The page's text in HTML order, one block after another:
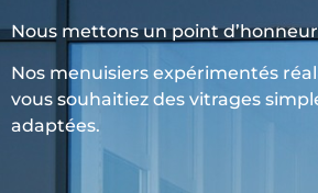
Nous mettons un point
Nos menuisiers expérimentés
vous souhaitiez des vitrages
adaptées.